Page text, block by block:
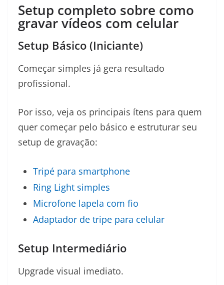
Setup completo sobre como
gravar vídeos com celular
Setup Básico (Iniciante)
Começar simples já gera resultado
profissional.
Por isso, veja os principais ítens para quem
quer começar pelo básico e estruturar seu
setup de gravação:
Tripé para smartphone
Ring Light simples
Microfone lapela com fio
Adaptador de tripe para celular
Setup Intermediário
Upgrade visual imediato.